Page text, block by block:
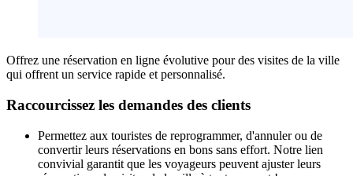
Offrez une réservation en ligne évolutive pour des visites de la ville
qui offrent un service rapide et personnalisé.
Raccourcissez les demandes des clients
Permettez aux touristes de reprogrammer, d'annuler ou de
convertir leurs réservations en bons sans effort. Notre lien
convivial garantit que les voyageurs peuvent ajuster leurs